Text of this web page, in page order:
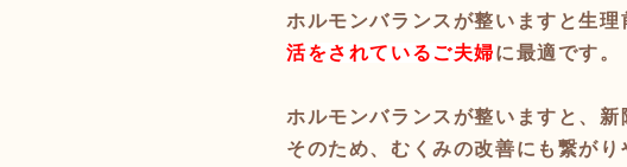
ホルモンバランスが整いますと生
活をされているご夫婦に最適です。
ホルモンバランスが整いますと、新
そのため、むくみの改善にも繋が